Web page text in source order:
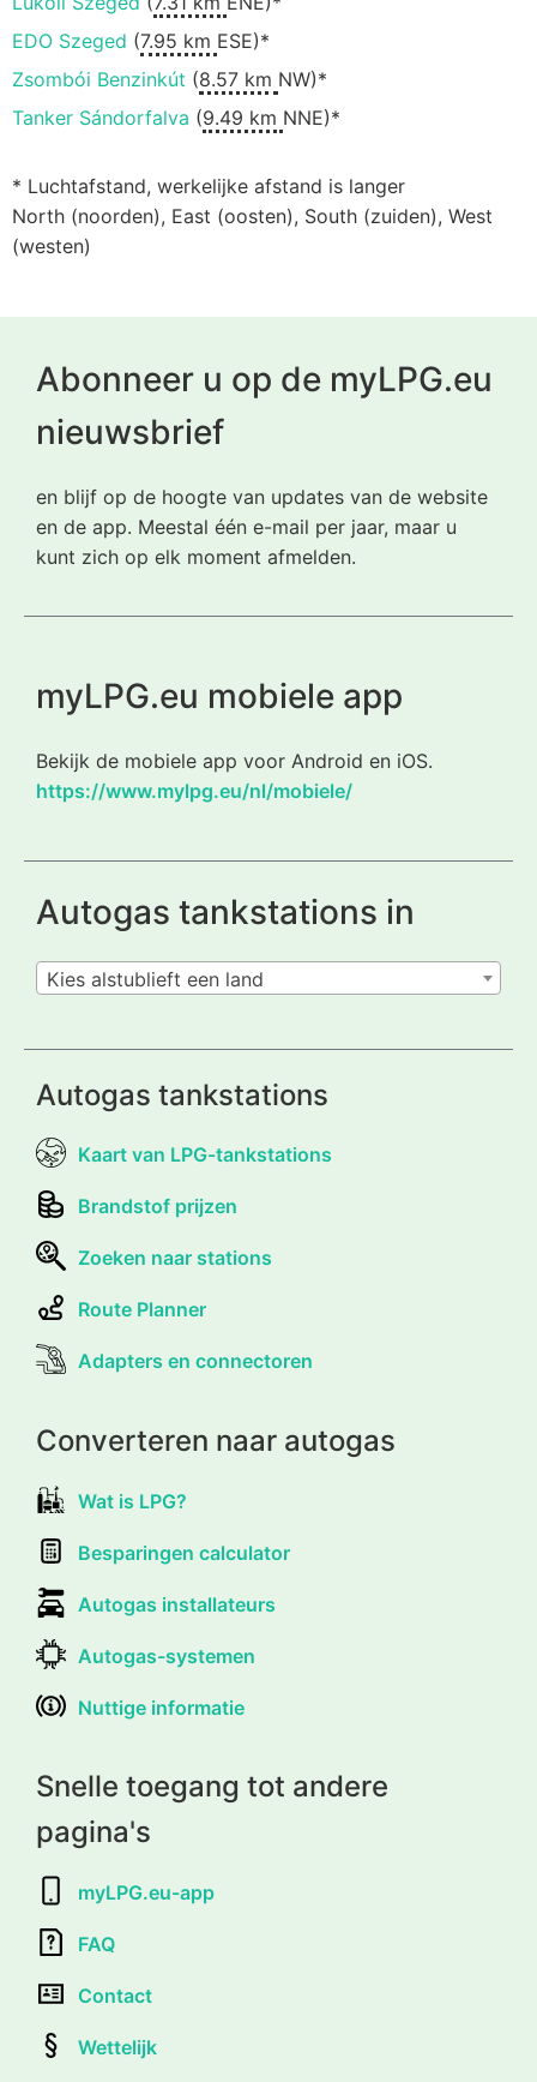
EDO Szeged (7.95 km ESE)*
Zsombói Benzinkút (8.57 km NW)*
Tanker Sándorfalva (9.49 km NNE)*
* Luchtafstand, werkelijke afstand is langer
North (noorden), East (oosten), South (zuiden), West
(westen)
Abonneer u op de myLPG.eu
nieuwsbrief
en blijf op de hoogte van updates van de website
en de app. Meestal één e-mail per jaar, maar u
kunt zich op elk moment afmelden.
myLPG.eu mobiele app
Bekijk de mobiele app voor Android en iOS.
https://www.mylpg.eu/nl/mobiele/
Autogas tankstations in
Kies alstublieft een land
Autogas tankstations
Kaart van LPG-tankstations
Brandstof prijzen
Zoeken naar stations
Route Planner
Adapters en connectoren
Converteren naar autogas
Wat is LPG?
Besparingen calculator
Autogas installateurs
Autogas-systemen
Nuttige informatie
Snelle toegang tot andere
pagina's
myLPG.eu-app
FAQ
Contact
Wettelijk